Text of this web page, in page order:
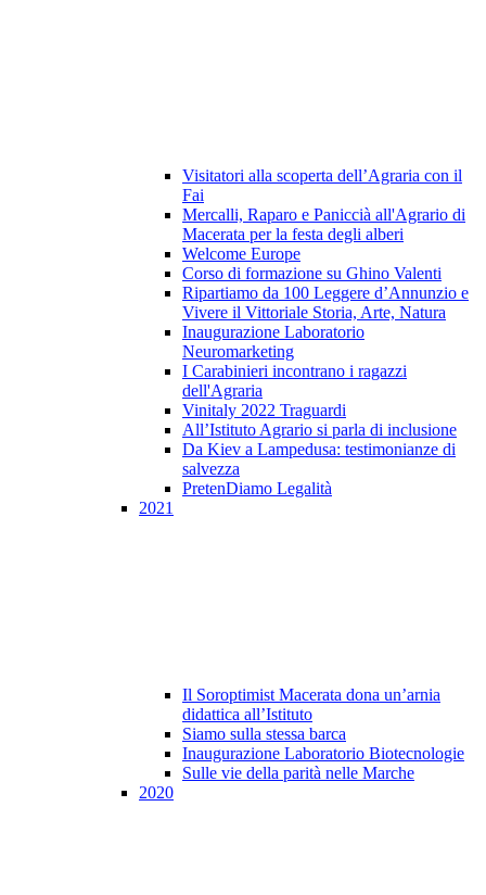
Visitatori alla scoperta dell’Agraria con il
Fai
Mercalli, Raparo e Paniccià all'Agrario di
Macerata per la festa degli alberi
Welcome Europe
Corso di formazione su Ghino Valenti
Ripartiamo da 100 Leggere d’Annunzio e
Vivere il Vittoriale Storia, Arte, Natura
Inaugurazione Laboratorio
Neuromarketing
I Carabinieri incontrano i ragazzi
dell'Agraria
Vinitaly 2022 Traguardi
All’Istituto Agrario si parla di inclusione
Da Kiev a Lampedusa: testimonianze di
salvezza
PretenDiamo Legalità
2021
Il Soroptimist Macerata dona un’arnia
didattica all’Istituto
Siamo sulla stessa barca
Inaugurazione Laboratorio Biotecnologie
Sulle vie della parità nelle Marche
2020